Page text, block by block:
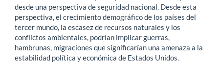
desde una perspectiva de seguridad nacional. Desde esta
perspectiva, el crecimiento demográfico de los países del
tercer mundo, la escasez de recursos naturales y los
conflictos ambientales, podrían implicar guerras,
hambrunas, migraciones que significarían una amenaza a la
estabilidad política y económica de Estados Unidos.